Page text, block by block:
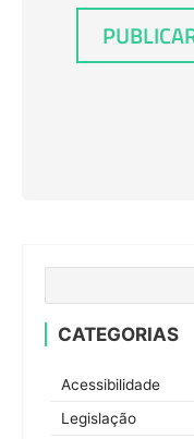
CATEGORIAS
Acessibilidade
Legislação